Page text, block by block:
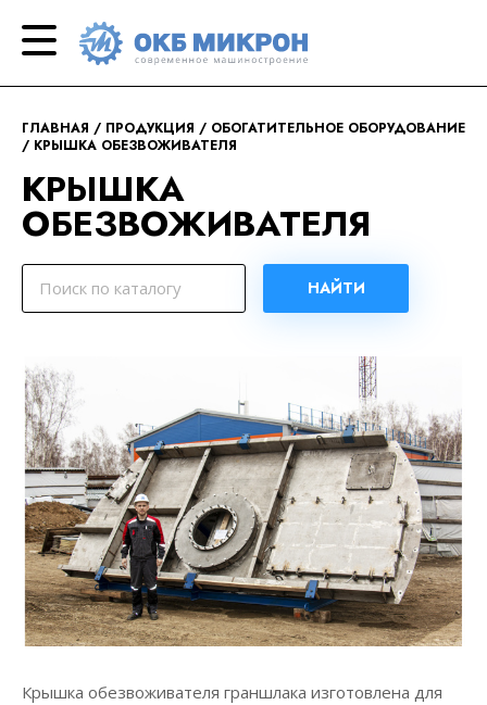
ГЛАВНАЯ ПРОДУКЦИЯ
ОБОГАТИТЕЛЬНОЕ ОБОРУДОВАНИЕ
КРЫШКА ОБЕЗВОЖИВАТЕЛЯ
КРЫШКА
ОБЕЗВОЖИВАТЕЛЯ
НАЙТИ
Крышка обезвоживателя граншлака изготовлена для